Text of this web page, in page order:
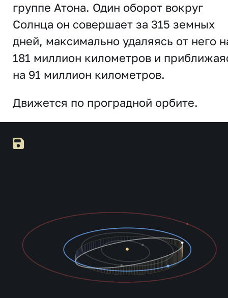
группе Атона. Один оборот вокруг
Солнца он совершает за 315 земных
дней, максимально удаляясь от него
181 миллион километров и
на 91 миллион километров.
Движется по проградной орбите.